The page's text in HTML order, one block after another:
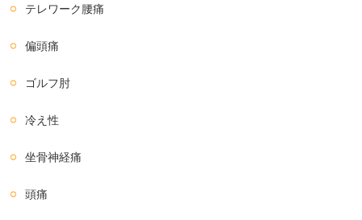
テレワーク腰痛
偏頭痛
ゴルフ肘
冷え性
坐骨神経痛
頭痛